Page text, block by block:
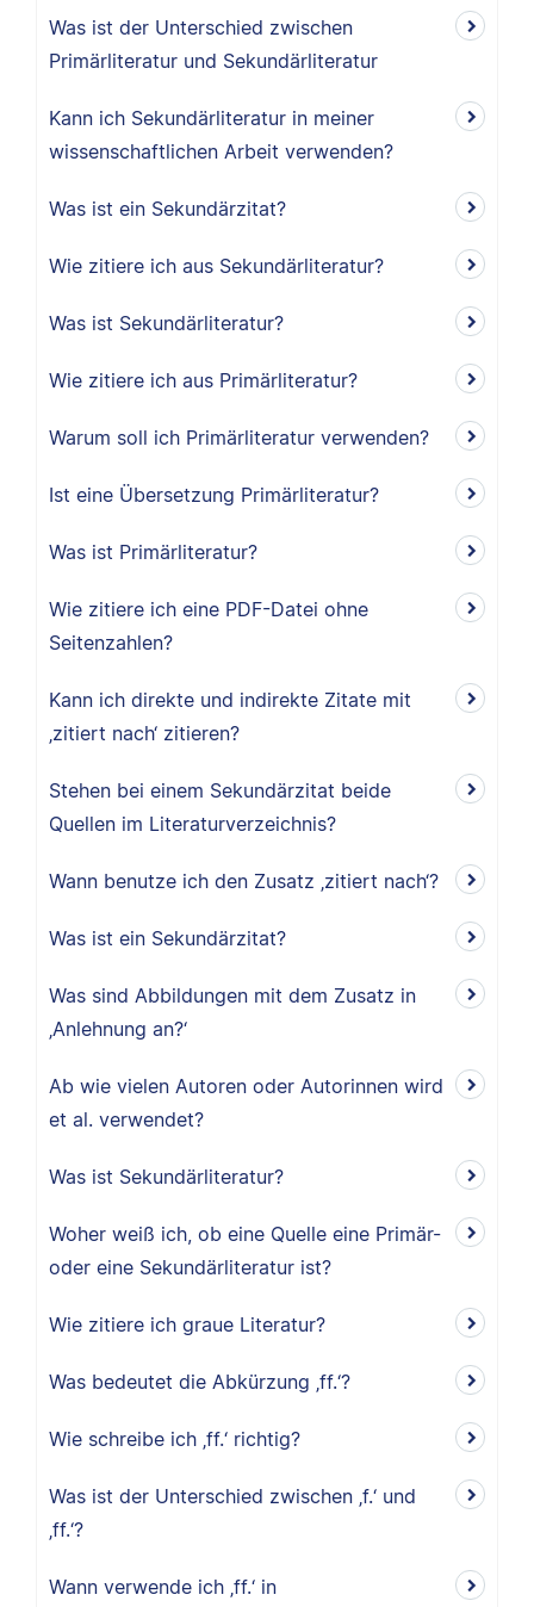
Was ist der Unterschied zwischen
Primärliteratur und Sekundärliteratur
Kann ich Sekundärliteratur in meiner
wissenschaftlichen Arbeit verwenden?
Was ist ein Sekundärzitat?
Wie zitiere ich aus Sekundärliteratur?
Was ist Sekundärliteratur?
Wie zitiere ich aus Primärliteratur?
Warum soll ich Primärliteratur verwenden?
Ist eine Übersetzung Primärliteratur?
Was ist Primärliteratur?
Wie zitiere ich eine PDF-Datei ohne
Seitenzahlen?
Kann ich direkte und indirekte Zitate mit
‚zitiert nach‘ zitieren?
Stehen bei einem Sekundärzitat beide
Quellen im Literaturverzeichnis?
Wann benutze ich den Zusatz ‚zitiert nach‘?
Was ist ein Sekundärzitat?
Was sind Abbildungen mit dem Zusatz in
‚Anlehnung an?‘
Ab wie vielen Autoren oder Autorinnen wird
et al. verwendet?
Was ist Sekundärliteratur?
Woher weiß ich, ob eine Quelle eine Primär-
oder eine Sekundärliteratur ist?
Wie zitiere ich graue Literatur?
Was bedeutet die Abkürzung ‚ff.‘?
Wie schreibe ich ‚ff.‘ richtig?
Was ist der Unterschied zwischen ‚f.‘ und
‚ff.‘?
Wann verwende ich ‚ff.‘ in